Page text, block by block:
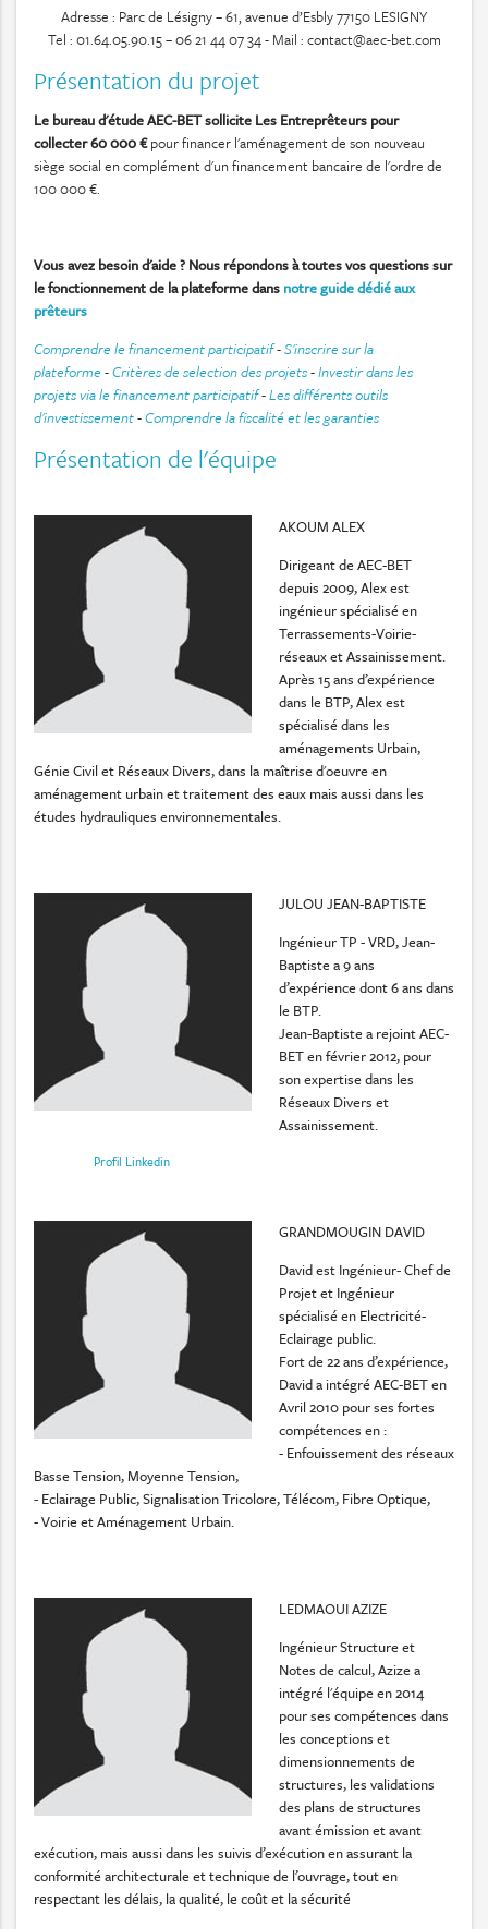
Adresse : Parc de Lésigny – 61, avenue d’Esbly 77150 LESIGNY
Tel : 01.64.05.90.15 – 06 21 44 07 34 - Mail : contact@aec-bet.com
Présentation du projet
Le bureau d'étude AEC-BET sollicite Les Entreprêteurs pour
collecter 60 000 €pour financer l'aménagement de son nouveau
siège social en complément d'un financement bancaire de l'ordre de
100 000 €.
Vous avez besoin d'aide ? Nous répondons à toutes vos questions sur
le fonctionnement de la plateforme dans notre guide dédié aux
prêteurs
Comprendre le financement participatif-S'inscrire sur la
plateforme -Critères de selection des projets-Investir dans les
projets via le financement participatif-Les différents outils
d'investissement-Comprendre la fiscalité et les garanties
Présentation de l'équipe
AKOUM ALEX
Dirigeant de AEC-BET
depuis 2009, Alex est
ingénieur spécialisé en
Terrassements-Voirie-
réseaux et Assainissement.
Après 15 ans d’expérience
dans le BTP, Alex est
spécialisé dans les
aménagements Urbain,
Génie Civil et Réseaux Divers, dans la maîtrise d'oeuvre en
aménagement urbain et traitement des eaux mais aussi dans les
études hydrauliques environnementales.
JULOU JEAN-BAPTISTE
Ingénieur TP - VRD, Jean-
Baptiste a 9 ans
d’expérience dont 6 ans dans
le BTP.
Jean-Baptiste a rejoint AEC-
BET en février 2012, pour
son expertise dans les
Réseaux Divers et
Assainissement.
Profil Linkedin
GRANDMOUGIN DAVID
David est Ingénieur- Chef de
Projet et Ingénieur
spécialisé en Electricité-
Eclairage public.
Fort de 22 ans d’expérience,
David a intégré AEC-BET en
Avril 2010 pour ses fortes
compétences en :
- Enfouissement des réseaux
Basse Tension, Moyenne Tension,
- Eclairage Public, Signalisation Tricolore, Télécom, Fibre Optique,
- Voirie et Aménagement Urbain.
LEDMAOUI AZIZE
Ingénieur Structure et
Notes de calcul, Azize a
intégré l'équipe en 2014
pour ses compétences dans
les conceptions et
dimensionnements de
structures, les validations
des plans de structures
avant émission et avant
exécution, mais aussi dans les suivis d’exécution en assurant la
conformité architecturale et technique de l’ouvrage, tout en
respectant les délais, la qualité, le coût et la sécurité